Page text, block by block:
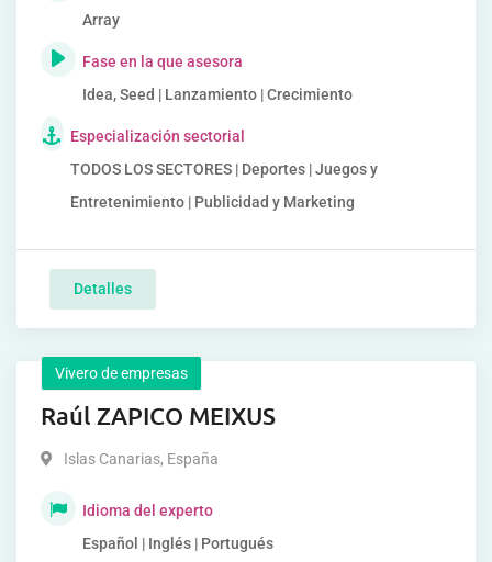
Array
Fase en la que asesora
Idea, Seed | Lanzamiento | Crecimiento
Especialización sectorial
TODOS LOS SECTORES | Deportes | Juegos y
Entretenimiento | Publicidad y Marketing
Detalles
Vivero de empresas
Raúl ZAPICO MEIXUS
Islas Canarias, España
Idioma del experto
Español | Inglés | Portugués